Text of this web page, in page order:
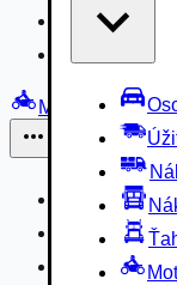
Nákladné
Motocykle
Autobusy
Vodné/